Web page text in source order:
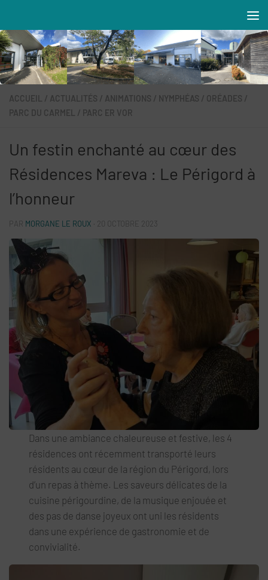
Résidences MAREVA
ACCUEIL / ACTUALITÉS / ANIMATIONS / NYMPHÉAS / ORÉADES /
PARC DU CARMEL / PARC ER VOR
Un festin enchanté au cœur des
Résidences Mareva : Le Périgord à
l’honneur
MORGANE LE ROUX 20 OCTOBRE 2023
Dans une ambiance chaleureuse et festive, les 4
résidences ont récemment transporté leurs
résidents au cœur de la région du Périgord, lors
d’un repas à thème. Les saveurs délicates de la
cuisine périgourdine, de la musique enjouée et
des pas de danse joyeux ont uni les résidents
dans une expérience de gastronomie et de
convivialité.